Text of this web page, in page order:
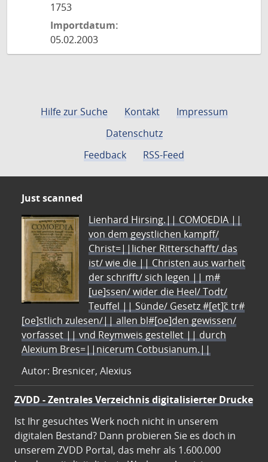
1753
Importdatum:
05.02.2003
Hilfe zur Suche Kontakt
Impressum
Datenschutz
Feedback
RSS-Feed
Just scanned
Lienhard Hirsing.|| COMOEDIA ||
von dem geystlichen kampff/
Christ=||licher Ritterschafft/ das
ist/ wie die || Christen aus warheit
der schrifft/ sich legen || m#
[ue]ssen/ wider die Heel/ Todt/
Teuffel || Sünde/ Gesetz #[et]c̃ tr#
[oe]stlich zulesen/|| allen bl#[oe]den gewissen/
vorfasset || vnd Reymweis gestellet || durch
Alexium Bres=||nicerum Cotbusianum.||
Autor: Bresnicer, Alexius
ZVDD - Zentrales Verzeichnis digitalisierter Drucke
Ist Ihr gesuchtes Werk noch nicht in unserem
digitalen Bestand? Dann probieren Sie es doch in
unserem ZVDD Portal, das mehr als 1.600.000